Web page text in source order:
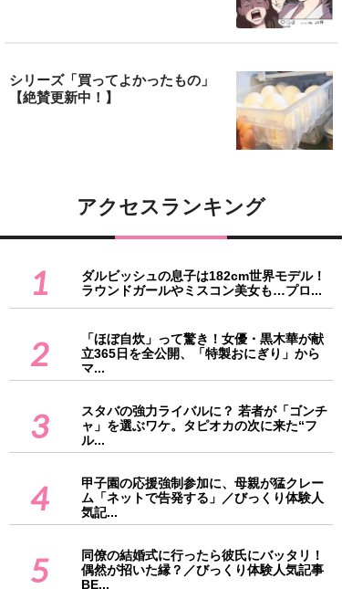
シリーズ「買ってよかったもの」
【絶賛更新中！】
アクセスランキング
1
ダルビッシュの息子は182cm世界モデル！
ラウンドガールやミスコン美女も…プロ...
2
「ほぼ自炊」って驚き！女優・黒木華が献
立365日を全公開、「特製おにぎり」から
マ...
3
スタバの強力ライバルに？ 若者が「ゴンチ
ャ」を選ぶワケ。タピオカの次に来た“フ
ル...
4
甲子園の応援強制参加に、母親が猛クレー
ム「ネットで告発する」／びっくり体験人
気記...
5
同僚の結婚式に行ったら彼氏にバッタリ！
偶然が招いた縁？／びっくり体験人気記事
BE...